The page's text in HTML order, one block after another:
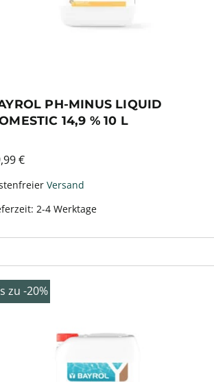
PH-MINUS LIQUID
14,9 % 10 L
€
Versand
2-4 Werktage
zu -20%